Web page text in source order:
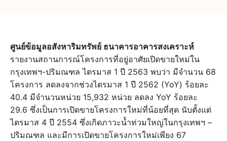
ศูนย์ข้อมูลอสังหาริมทรัพย์ ธนาคารอาคารสงเคราะห์
รายงานสถานการณ์โครงการที่อยู่อาศัยเปิดขายใหม่ใน
กรุงเทพฯ-ปริมณฑล ไตรมาส 1 ปี 2563 พบว่า มีจำนวน 68
โครงการ ลดลงจากช่วงไตรมาส 1 ปี 2562 (YoY) ร้อยละ
40.4 มีจำนวนหน่วย 15,932 หน่วย ลดลง YoY ร้อยละ
29.6 ซึ่งเป็นการเปิดขายโครงการใหม่ที่น้อยที่สุด นับตั้งแต่
ไตรมาส 4 ปี 2554 ซึ่งเกิดภาวะน้ำท่วมใหญ่ในกรุงเทพฯ –
ปริมณฑล และมีการเปิดขายโครงการใหม่เพียง 67